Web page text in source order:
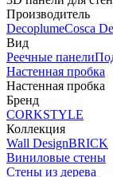
Производитель
DecoplumeCosca
Вид
Реечные панели
Настенная пробка
Настенная пробка
Бренд
CORKSTYLE
Коллекция
Wall DesignBRICK
Виниловые стены
Стены из дерева